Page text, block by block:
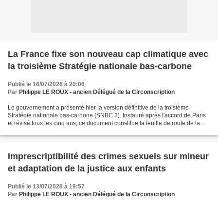
La France fixe son nouveau cap climatique avec
la troisième Stratégie nationale bas-carbone
Publié le 16/07/2026 à 20:06
Par Philippe LE ROUX - ancien Délégué de la Circonscription
Le gouvernement a présenté hier la version définitive de la troisième
Stratégie nationale bas-carbone (SNBC 3). Instauré après l'accord de Paris
et révisé tous les cinq ans, ce document constitue la feuille de route de la
Imprescriptibilité des crimes sexuels sur mineur
et adaptation de la justice aux enfants
Publié le 13/07/2026 à 19:57
Par Philippe LE ROUX - ancien Délégué de la Circonscription